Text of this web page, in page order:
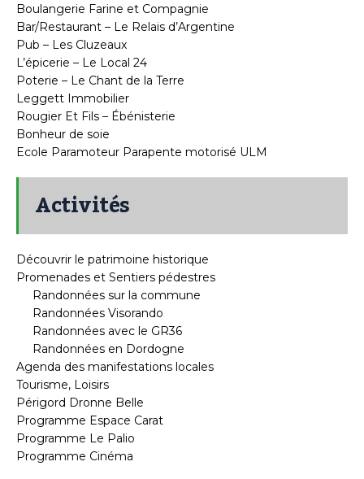
Boulangerie Farine et Compagnie
Bar/Restaurant – Le Relais d’Argentine
Pub – Les Cluzeaux
L’épicerie – Le Local 24
Poterie – Le Chant de la Terre
Leggett Immobilier
Rougier Et Fils – Ébénisterie
Bonheur de soie
Ecole Paramoteur Parapente motorisé ULM
Activités
Découvrir le patrimoine historique
Promenades et Sentiers pédestres
Randonnées sur la commune
Randonnées Visorando
Randonnées avec le GR36
Randonnées en Dordogne
Agenda des manifestations locales
Tourisme, Loisirs
Périgord Dronne Belle
Programme Espace Carat
Programme Le Palio
Programme Cinéma